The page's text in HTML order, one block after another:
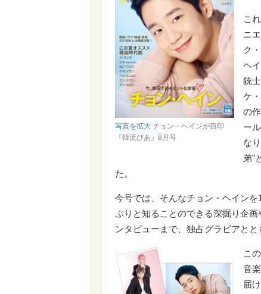
写真を拡大 チョン・ヘインが目印
『韓流ぴあ』8月号
こ
ニ
ク
ヘ
銃
ケ
の
ー
な
弟”
た。
今号では、そんなチョン・ヘイン
ぷりと知ることのできる深掘り企
ンタビューまで、独占グラビアとと
こ
音
届